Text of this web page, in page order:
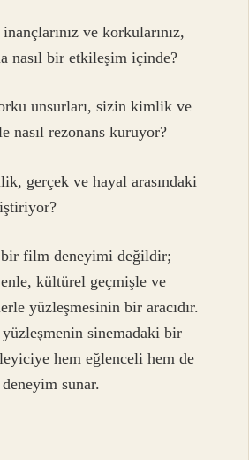
ve korkularınız,
nasıl bir etkileşim içinde?
unsurları, sizin kimlik ve
nasıl rezonans kuruyor?
gerçek ve hayal arasındaki
film deneyimi değildir;
kültürel geçmişle ve
yüzleşmesinin bir aracıdır.
sinemadaki bir
hem eğlenceli hem de
sunar.